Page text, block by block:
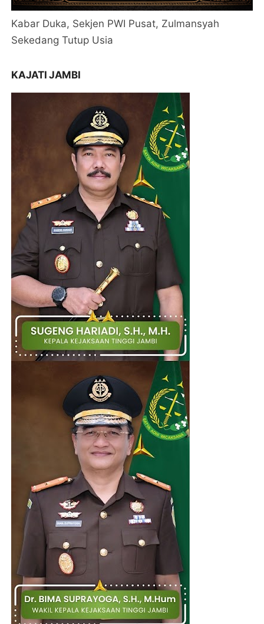
Kabar Duka, Sekjen PWI Pusat, Zulmansyah
Sekedang Tutup Usia
KAJATI JAMBI